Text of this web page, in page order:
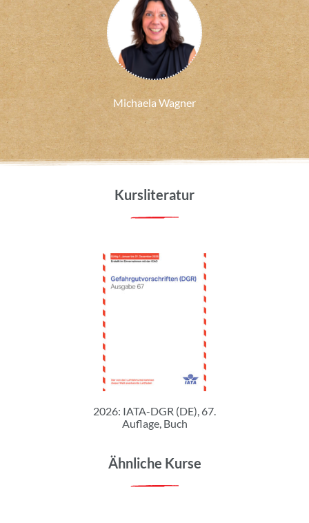
Michaela Wagner
Kursliteratur
2026: IATA-DGR (DE), 67.
Auflage, Buch
Ähnliche Kurse